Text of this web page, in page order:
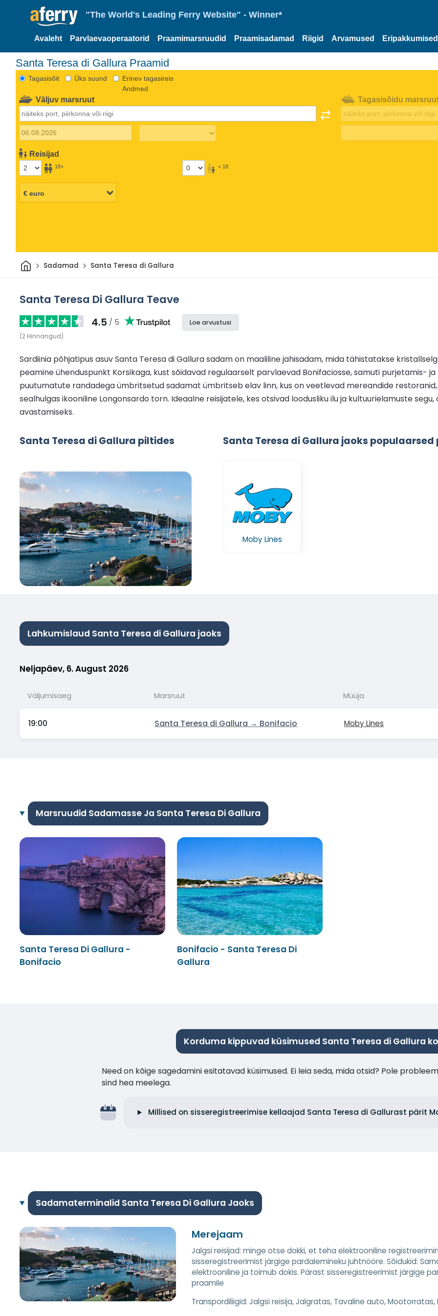
"The World's Leading Ferry Website" - Winner*
Avaleht Parvlaevaoperaatorid Praamimarsruudid Praamisadamad Riigid Arvamused Eripakkumised
Santa Teresa di Gallura Praamid
Tagasisõit Üks suund
Erinev tagasireis
Andmed
Väljuv marsruut
Reisijad
18+ < 18
Tagasisõidu
Avaleht
Sadamad Santa Teresa di Gallura
Santa Teresa Di Gallura Teave
4.5 / 5
(2 Hinnangud)
Loe arvustusi
Sardiinia põhjatipus asuv Santa Teresa di Gallura sadam on maaliline jahisadam, mida tähistatakse
peamine ühenduspunkt Korsikaga, kust sõidavad regulaarselt parvlaevad Bonifaciosse, samuti purjetamis-
puutumatute randadega ümbritsetud sadamat ümbritseb elav linn, kus on veetlevad mereandide
sealhulgas ikooniline Longonsardo torn. Ideaalne reisijatele, kes otsivad loodusliku ilu ja kultuurielamuste
avastamiseks.
Santa Teresa di Gallura piltides Santa Teresa di Gallura jaoks
Moby Lines
Lahkumislaud Santa Teresa di Gallura jaoks
Neljapäev, 6. August 2026
Väljumisaeg Marsruut Müüja
19:00 Santa Teresa di Gallura → Bonifacio Moby Lines
Marsruudid Sadamasse Ja Santa Teresa Di Gallura
Santa Teresa Di Gallura -
Bonifacio
Bonifacio - Santa Teresa Di
Gallura
Korduma kippuvad küsimused Santa Teresa di Gallura
Need on kõige sagedamini esitatavad küsimused. Ei leia seda, mida otsid? Pole
sind hea meelega.
Millised on sisseregistreerimise kellaajad Santa Teresa di Gallurast pärit
Sadamaterminalid Santa Teresa Di Gallura Jaoks
Merejaam
Jalgsi reisijad: minge otse dokki, et teha elektrooniline
sisseregistreerimist järgige pardalemineku juhtnööre. Sõidukid:
elektrooniline ja toimub dokis. Pärast sisseregistreerimist järgige
praamile
Transpordiliigid: Jalgsi reisija, Jalgratas, Tavaline auto, Mootorratas,